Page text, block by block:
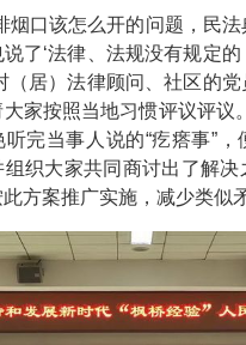
口该怎么开的问题，民法
了‘法律、法规没有规定
（居）法律顾问、社区的
家按照当地习惯评议评议
完当事人说的“疙瘩事”，
织大家共同商讨出了解决
方案推广实施，减少类似